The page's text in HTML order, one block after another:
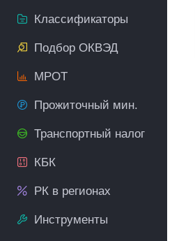
Классификаторы
Подбор ОКВЭД
МРОТ
Прожиточный мин.
Транспортный налог
КБК
РК в регионах
Инструменты